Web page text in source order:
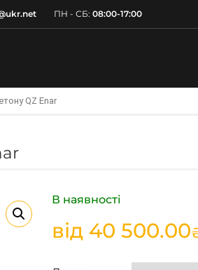
ПН - СБ: 08:00-17:00
QZ Enar
В наявності
від 40 500.00